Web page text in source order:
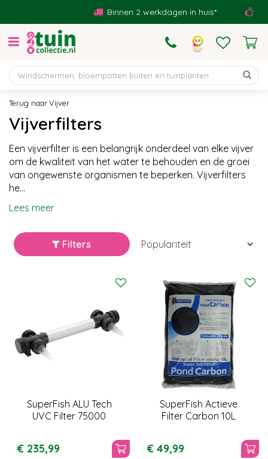
Vijver
Binnen 2 werkdagen in huis*
Vijverfilters
Een vijverfilter is een belangrijk onderdeel van elke vijver
om de kwaliteit van het water te behouden en de groei
van ongewenste organismen te beperken. Vijverfilters
he...
Lees meer
Filters
SuperFish ALU Tech
UVC Filter 75000
€ 235,99
SuperFish Actieve
Filter Carbon 10L
€ 49,99